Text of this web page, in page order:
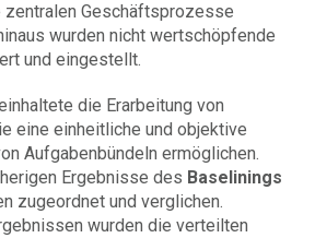
zentralen Geschäftsprozesse
wurden nicht wertschöpfende
und eingestellt.
die Erarbeitung von
eine einheitliche und objektive
Aufgabenbündeln ermöglichen.
Ergebnisse des Baselinings
zugeordnet und verglichen.
wurden die verteilten